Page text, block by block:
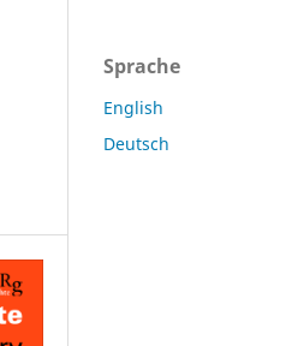
Sprache
English
Deutsch